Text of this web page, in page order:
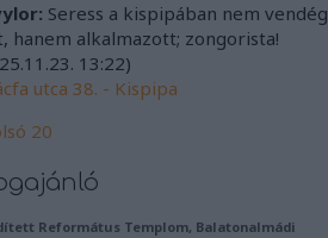
Seress a kispipában nem vendég
hanem alkalmazott; zongorista!
13:22)
utca 38. - Kispipa
20
Református Templom, Balatonalmádi